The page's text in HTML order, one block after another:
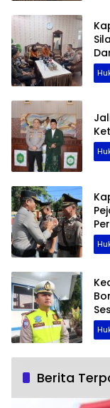
Berita